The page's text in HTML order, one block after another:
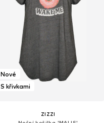
Nové
S křivkami
ZIZZI